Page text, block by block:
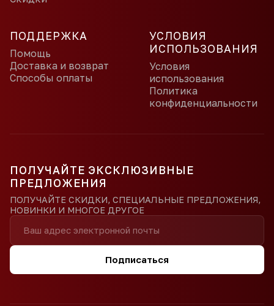
ПОДДЕРЖКА
Помощь
Доставка и возврат
Способы оплаты
УСЛОВИЯ
ИСПОЛЬЗОВАНИЯ
Условия
использования
Политика
конфиденциальности
ПОЛУЧАЙТЕ ЭКСКЛЮЗИВНЫЕ
ПРЕДЛОЖЕНИЯ
ПОЛУЧАЙТЕ СКИДКИ, СПЕЦИАЛЬНЫЕ ПРЕДЛОЖЕНИЯ,
НОВИНКИ И МНОГОЕ ДРУГОЕ
Подписаться